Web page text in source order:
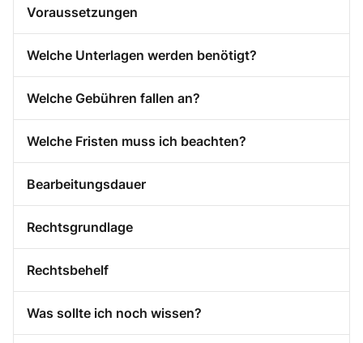
Voraussetzungen
Welche Unterlagen werden benötigt?
Welche Gebühren fallen an?
Welche Fristen muss ich beachten?
Bearbeitungsdauer
Rechtsgrundlage
Rechtsbehelf
Was sollte ich noch wissen?